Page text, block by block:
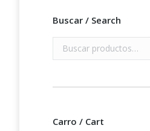
Buscar / Search
Carro / Cart